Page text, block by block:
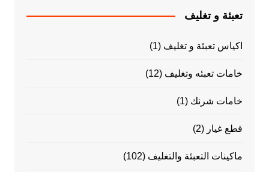
تعبئة و تغليف
اكياس تعبئة و تغليف (1)
خامات تعبئه وتغليف (12)
خامات شرنك (1)
قطع غيار (2)
ماكينات التعبئة والتغليف (102)